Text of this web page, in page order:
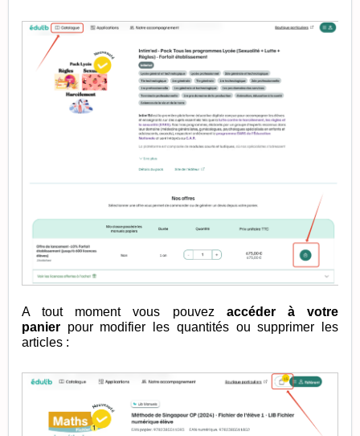
A tout moment vous pouvez accéder à votre
panier pour modifier les quantités ou supprimer les
articles :